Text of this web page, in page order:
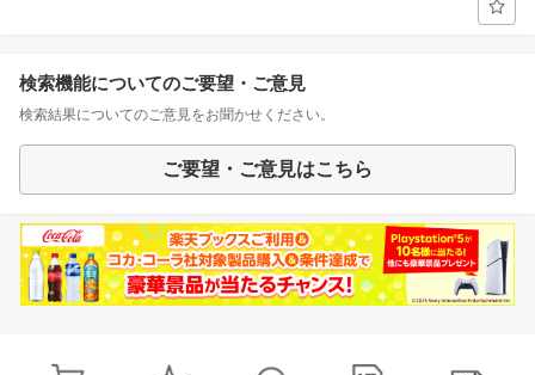
検索機能についてのご要望・ご意見
検索結果についてのご意見をお聞かせください。
ご要望・ご意見はこちら